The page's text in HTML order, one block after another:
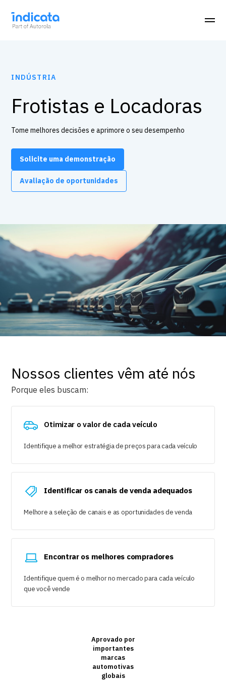
INDÚSTRIA
Frotistas e Locadoras
Tome melhores decisões e aprimore o seu desempenho
Solicite uma demonstração
Avaliação de oportunidades
Nossos clientes vêm até nós
Porque eles buscam:
Otimizar o valor de cada veículo
Identifique a melhor estratégia de preços para cada veículo
Identificar os canais de venda adequados
Melhore a seleção de canais e as oportunidades de venda
Encontrar os melhores compradores
Identifique quem é o melhor no mercado para cada veículo
que você vende
Aprovado por
importantes
marcas
automotivas
globais